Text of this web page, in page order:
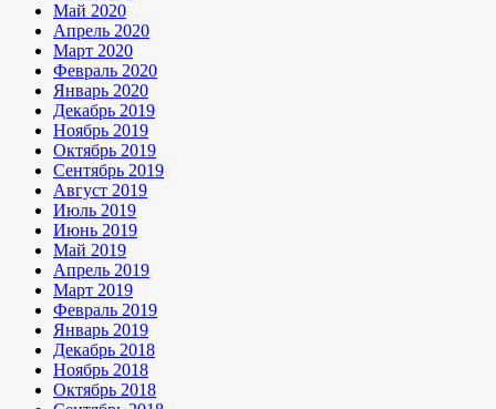
Май 2020
Апрель 2020
Март 2020
Февраль 2020
Январь 2020
Декабрь 2019
Ноябрь 2019
Октябрь 2019
Сентябрь 2019
Август 2019
Июль 2019
Июнь 2019
Май 2019
Апрель 2019
Март 2019
Февраль 2019
Январь 2019
Декабрь 2018
Ноябрь 2018
Октябрь 2018